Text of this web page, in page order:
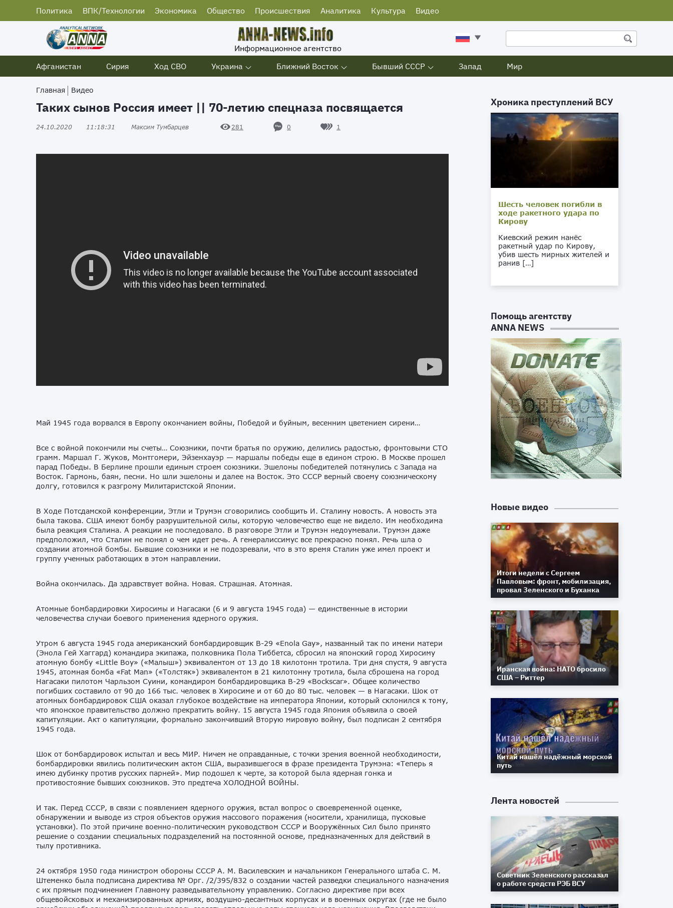
Политика ВПК/Технологии Экономика Общество Происшествия Аналитика Культура Видео
Информационное агентство
Афганистан
Сирия Ход СВО Украина Ближний Восток Бывший СССР Запад Мир
Главная Видео
Таких сынов Россия имеет || 70-летию спецназа посвящается
24.10.2020 11:18:31 Максим Тумбарцев 281 0 1
Май 1945 года ворвался в Европу окончанием войны, Победой и буйным, весенним цветением сирени…
Все с войной покончили мы счеты… Союзники, почти братья по оружию, делились радостью, фронтовыми СТО
грамм. Маршал Г. Жуков, Монтгомери, Эйзенхауэр — маршалы победы еще в едином строю. В Москве прошел
парад Победы. В Берлине прошли единым строем союзники. Эшелоны победителей потянулись с Запада на
Восток. Гармонь, баян, песни. Но шли эшелоны и далее на Восток. Это СССР верный своему союзническому
долгу, готовился к разгрому Милитаристской Японии.
В Ходе Потсдамской конференции, Этли и Трумэн сговорились сообщить И. Сталину новость. А новость эта
была такова. США имеют бомбу разрушительной силы, которую человечество еще не видело. Им необходима
была реакция Сталина. А реакции не последовало. В разговоре Этли и Трумэн недоумевали. Трумэн даже
предположил, что Сталин не понял о чем идет речь. А генералиссимус все прекрасно понял. Речь шла о
создании атомной бомбы. Бывшие союзники и не подозревали, что в это время Сталин уже имел проект и
группу ученных работающих в этом направлении.
Война окончилась. Да здравствует война. Новая. Страшная. Атомная.
Атомные бомбардировки Хиросимы и Нагасаки (6 и 9 августа 1945 года) — единственные в истории
человечества случаи боевого применения ядерного оружия.
Утром 6 августа 1945 года американский бомбардировщик B-29 «Enola Gay», названный так по имени матери
(Энола Гей Хаггард) командира экипажа, полковника Пола Тиббетса, сбросил на японский город Хиросиму
атомную бомбу «Little Boy» («Малыш») эквивалентом от 13 до 18 килотонн тротила. Три дня спустя, 9 августа
1945, атомная бомба «Fat Man» («Толстяк») эквивалентом в 21 килотонну тротила, была сброшена на город
Нагасаки пилотом Чарльзом Суини, командиром бомбардировщика B-29 «Bockscar». Общее количество
погибших составило от 90 до 166 тыс. человек в Хиросиме и от 60 до 80 тыс. человек — в Нагасаки. Шок от
атомных бомбардировок США оказал глубокое воздействие на императора Японии, который склонился к тому,
что японское правительство должно прекратить войну. 15 августа 1945 года Япония объявила о своей
капитуляции. Акт о капитуляции, формально закончивший Вторую мировую войну, был подписан 2 сентября
1945 года.
Шок от бомбардировок испытал и весь МИР. Ничем не оправданные, с точки зрения военной необходимости,
бомбардировки явились политическим актом США, выразившегося в фразе президента Трумэна: «Теперь я
имею дубинку против русских парней». Мир подошел к черте, за которой была ядерная гонка и
противостояние бывших союзников. Это предтеча ХОЛОДНОЙ ВОЙНЫ.
И так. Перед СССР, в связи с появлением ядерного оружия, встал вопрос о своевременной оценке,
обнаружении и выводе из строя объектов оружия массового поражения (носители, хранилища, пусковые
установки). По этой причине военно-политическим руководством СССР и Вооружённых Сил было принято
решение о создании специальных подразделений на постоянной основе, предназначенных для действий в
тылу противника.
24 октября 1950 года министром обороны СССР А. М. Василевским и начальником Генерального штаба С. М.
Штеменко была подписана директива № Орг. /2/395/832 о создании частей разведки специального назначения
с их прямым подчинением Главному разведывательному управлению. Согласно директиве при всех
общевойсковых и механизированных армиях, воздушно-десантных корпусах и в военных округах (где не было
Хроника преступлений ВСУ
Шесть человек погибли в
ходе ракетного удара по
Кирову
Киевский режим нанёс
ракетный удар по Кирову,
убив шесть мирных жителей и
ранив […]
Помощь агентству
ANNA NEWS
Новые видео
Итоги недели с Сергеем
Павловым: фронт, мобилизация,
провал Зеленского и Буханка
Иранская война: НАТО бросило
США – Риттер
Китай нашёл надёжный морской
путь
Лента новостей
Советник Зеленского рассказал
о работе средств РЭБ ВСУ